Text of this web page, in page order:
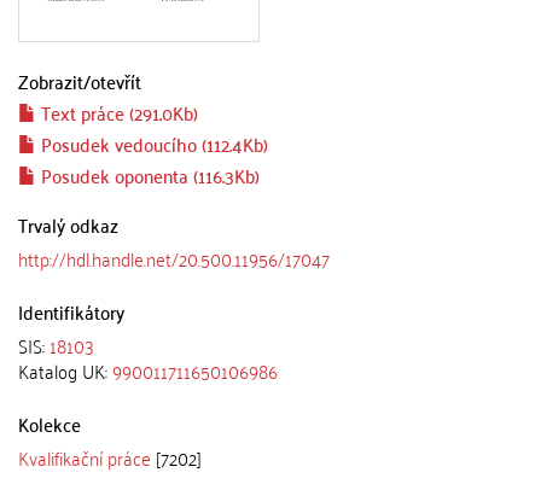
Zobrazit/otevřít
Text práce (291.0Kb)
Posudek vedoucího (112.4Kb)
Posudek oponenta (116.3Kb)
Trvalý odkaz
http://hdl.handle.net/20.500.11956/17047
Identifikátory
SIS:18103
Katalog UK:990011711650106986
Kolekce
Kvalifikační práce [7202]